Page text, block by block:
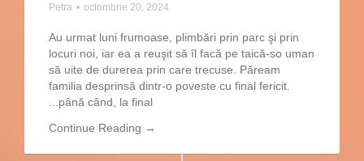
Petra • octombrie 20, 2024
Au urmat luni frumoase, plimbări prin parc şi prin
locuri noi, iar ea a reuşit să îl facă pe taică-so uman
să uite de durerea prin care trecuse. Păream
familia desprinsă dintr-o poveste cu final fericit.
...până când, la final
Continue Reading →